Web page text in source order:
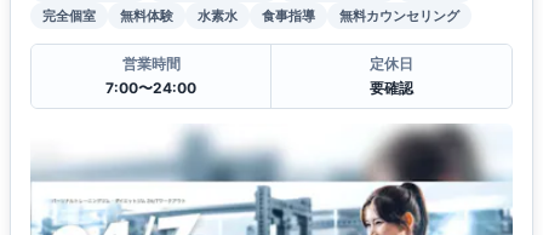
完全個室
無料体験 水素水 食事指導 無料カウンセリング
営業時間
7:00〜24:00
定休日
要確認